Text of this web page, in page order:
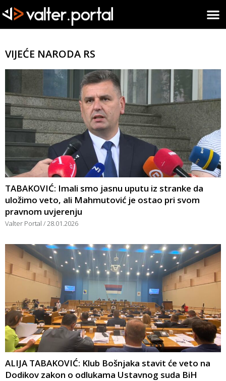
VIJEĆE NARODA RS
TABAKOVIĆ: Imali smo jasnu uputu iz stranke da
uložimo veto, ali Mahmutović je ostao pri svom
pravnom uvjerenju
Valter Portal 28.01.2026
ALIJA TABAKOVIĆ: Klub Bošnjaka stavit će veto na
Dodikov zakon o odlukama Ustavnog suda BiH